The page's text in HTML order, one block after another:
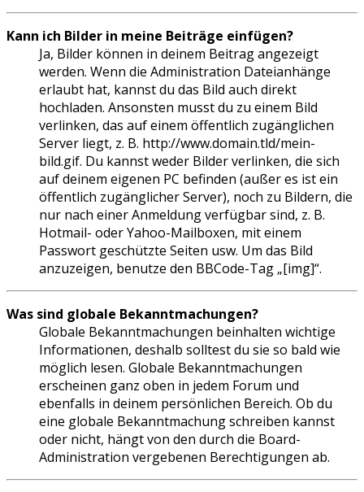
Kann ich Bilder in meine Beiträge einfügen?
Ja, Bilder können in deinem Beitrag angezeigt
werden. Wenn die Administration Dateianhänge
erlaubt hat, kannst du das Bild auch direkt
hochladen. Ansonsten musst du zu einem Bild
verlinken, das auf einem öffentlich zugänglichen
Server liegt, z. B. http://www.domain.tld/mein-
bild.gif. Du kannst weder Bilder verlinken, die sich
auf deinem eigenen PC befinden (außer es ist ein
öffentlich zugänglicher Server), noch zu Bildern, die
nur nach einer Anmeldung verfügbar sind, z. B.
Hotmail- oder Yahoo-Mailboxen, mit einem
Passwort geschützte Seiten usw. Um das Bild
anzuzeigen, benutze den BBCode-Tag „[img]“.
Was sind globale Bekanntmachungen?
Globale Bekanntmachungen beinhalten wichtige
Informationen, deshalb solltest du sie so bald wie
möglich lesen. Globale Bekanntmachungen
erscheinen ganz oben in jedem Forum und
ebenfalls in deinem persönlichen Bereich. Ob du
eine globale Bekanntmachung schreiben kannst
oder nicht, hängt von den durch die Board-
Administration vergebenen Berechtigungen ab.